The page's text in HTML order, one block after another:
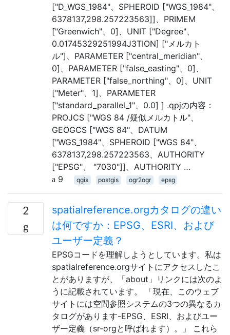
["D_WGS_1984"、SPHEROID ["WGS_1984"、
6378137,298.257223563]]、PRIMEM
["Greenwich"、0]、UNIT ["Degree"、
0.01745329251994J3TION] ["メルカト
ル"]、PARAMETER ["central_meridian"、
0]、PARAMETER ["false_easting"、0]、
PARAMETER ["false_northing"、0]、UNIT
["Meter"、1]、PARAMETER
["standard_parallel_1"、0.0] ] .qpjの内容：
PROJCS ["WGS 84 /疑似メルカトル"、
GEOGCS ["WGS 84"、DATUM
["WGS_1984"、SPHEROID ["WGS 84"、
6378137,298.257223563、AUTHORITY
["EPSG"、 "7030"]]、AUTHORITY …
9
qgis postgis ogr2ogr epsg
2
spatialreference.orgカタログの違い
は何ですか：EPSG、ESRI、および
ユーザー定義？
EPSGコードを理解しようとしています。私は
spatialreference.orgサイトにアクセスしたこ
とがありますが、「about」リンクには次のよ
うに記載されています。 「現在、このウェブ
サイトには空間参照システムの3つの異なるカ
タログがあります-EPSG、ESRI、およびユー
ザー定義（sr-orgと呼ばれます）。」 これら